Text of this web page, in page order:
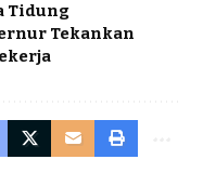
Tidung
Tekankan